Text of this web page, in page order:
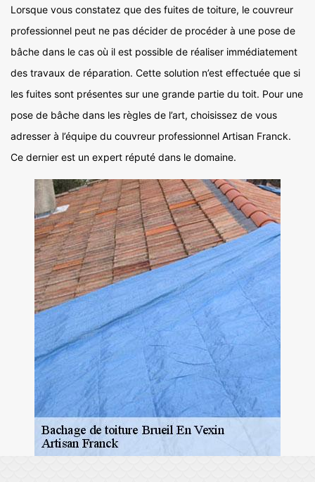
Lorsque vous constatez que des fuites de toiture, le couvreur
professionnel peut ne pas décider de procéder à une pose de
bâche dans le cas où il est possible de réaliser immédiatement
des travaux de réparation. Cette solution n’est effectuée que si
les fuites sont présentes sur une grande partie du toit. Pour une
pose de bâche dans les règles de l’art, choisissez de vous
adresser à l’équipe du couvreur professionnel Artisan Franck.
Ce dernier est un expert réputé dans le domaine.